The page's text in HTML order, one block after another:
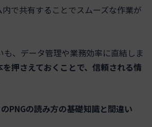
で共有することでスムーズな作業が
も、データ管理や業務効率に直結しま
を押さえておくことで、信頼される情
PNGの読み方の基礎知識と間違い